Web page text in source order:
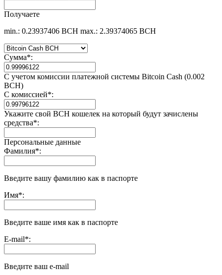
Получаете
min.: 0.23937406 BCH max.: 2.39374065 BCH
Сумма*:
С учетом комиссии платежной системы Bitcoin Cash (0.002
BCH)
С комиссией*:
Укажите свой BCH кошелек на который будут зачислены
средства*:
Персональные данные
Фамилия*:
Введите вашу фамилию как в паспорте
Имя*:
Введите ваше имя как в паспорте
E-mail*:
Введите ваш e-mail